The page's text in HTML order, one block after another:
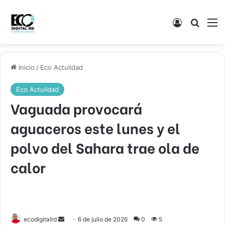
Acceso
Inicio / Eco Actulidad
Eco Actulidad
Vaguada provocará
aguaceros este lunes y el
polvo del Sahara trae ola de
calor
ecodigitalrd
Send6 de julio de 2026 0 5